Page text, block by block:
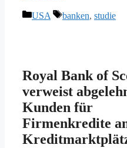
Kategorien
USA Schlagwörter
banken, studie
Royal Bank of
verweist
Kunden für
Firmenkredite